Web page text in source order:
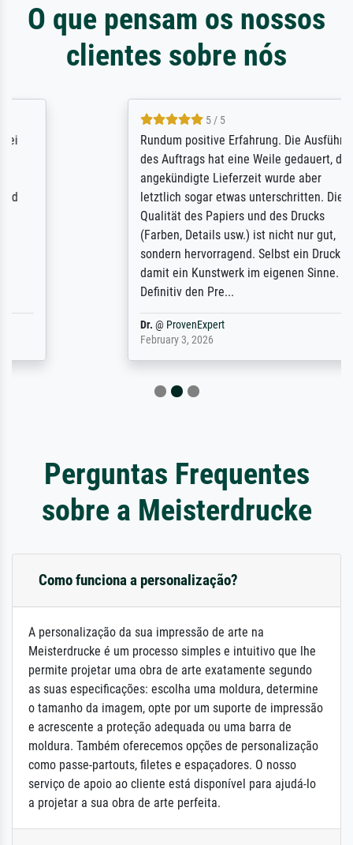
O que pensam os nossos
clientes sobre nós
5 / 5
Rundum positive Erfahrung. Die Ausführung
des Auftrags hat eine Weile gedauert, die
angekündigte Lieferzeit wurde aber
letztlich sogar etwas unterschritten. Die
Qualität des Papiers und des Drucks
(Farben, Details usw.) ist nicht nur gut,
sondern hervorragend. Selbst ein Druck ist
damit ein Kunstwerk im eigenen Sinne.
Definitiv den Pre...
ProvenExpert
Perguntas Frequentes
sobre a Meisterdrucke
Como funciona a personalização?
A personalização da sua impressão de arte na
Meisterdrucke é um processo simples e intuitivo que lhe
permite projetar uma obra de arte exatamente segundo
as suas especificações: escolha uma moldura, determine
o tamanho da imagem, opte por um suporte de impressão
e acrescente a proteção adequada ou uma barra de
moldura. Também oferecemos opções de personalização
como passe-partouts, filetes e espaçadores. O nosso
serviço de apoio ao cliente está disponível para ajudá-lo
a projetar a sua obra de arte perfeita.